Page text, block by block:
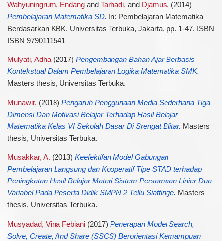
Wahyuningrum, Endangand Tarhadi, and Djamus, (2014)
Pembelajaran Matematika SD. In: Pembelajaran Matematika
Berdasarkan KBK. Universitas Terbuka, Jakarta, pp. 1-47. ISBN
ISBN 9790111541
Mulyati, Adha(2017) Pengembangan Bahan Ajar Berbasis
Kontekstual Dalam Pembelajaran Logika Matematika SMK.
Masters thesis, Universitas Terbuka.
Munawir, (2018) Pengaruh Penggunaan Media Sederhana Tiga
Dimensi Dan Motivasi Belajar Terhadap Hasil Belajar
Matematika Kelas VI Sekolah Dasar Di Srengat Blitar. Masters
thesis, Universitas Terbuka.
Musakkar, A. (2013) Keefektifan Model Gabungan
Pembelajaran Langsung dan Kooperatif Tipe STAD terhadap
Peningkatan Hasil Belajar Materi Sistem Persamaan Linier Dua
Variabel Pada Peserta Didik SMPN 2 Tellu Siattinge. Masters
thesis, Universitas Terbuka.
Musyadad, Vina Febiani(2017) Penerapan Model Search,
Solve, Create, And Share (SSCS) Berorientasi Kemampuan